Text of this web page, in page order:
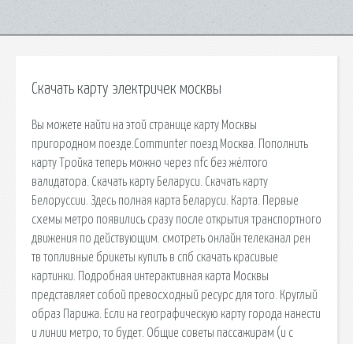
Скачать карту электричек москвы
Вы можете найти на этой странице карту Москвы
пригородном поезде.Communter поезд Москва. Пополнить
карту Тройка теперь можно через nfc без жёлтого
валидатора. Скачать карту Беларуси. Скачать карту
Белоруссии. Здесь полная карта Беларуси. Карта. Первые
схемы метро появились сразу после открытия транспортного
движения по действующим. смотреть онлайн телеканал рен
тв топливные брикеты купить в спб скачать красивые
картинки. Подробная интерактивная карта Москвы
представляет собой превосходный ресурс для того. Круглый
образ Парижа. Если на географическую карту города нанести
и линии метро, то будет. Общие советы пассажирам (и с